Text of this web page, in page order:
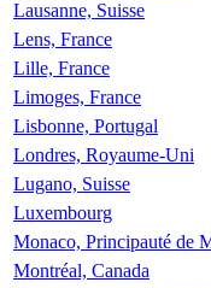
Lausanne, Suisse
Lens, France
Lille, France
Limoges, France
Lisbonne, Portugal
Londres, Royaume-Uni
Lugano, Suisse
Luxembourg
Monaco, Principauté de
Montréal, Canada